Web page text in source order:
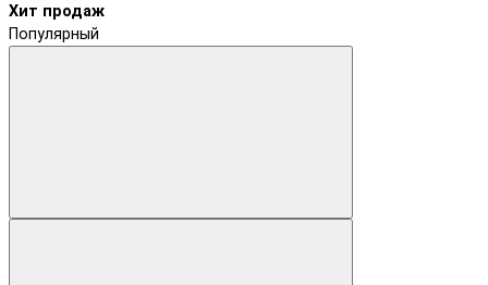
Хит продаж
Популярный